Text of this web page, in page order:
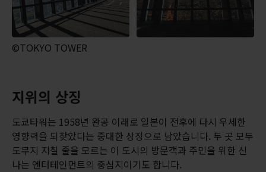
©TOKYO TOWER
지위의 상징
도쿄타워는 1958년 완공 이래로 일본이 전후에 다시 우세한
영향력을 되찾았다는 중대한 상징으로 남았습니다. 두 곳 모두
도무지 지칠 줄을 모르는 이 도시의 방문객과 주민을 위한 신
나는 엔터테인먼트의 중심지이기도 합니다.